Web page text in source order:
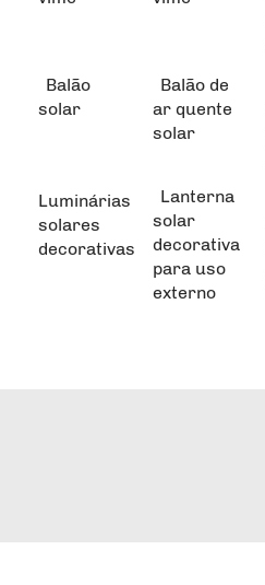
Balão
solar
Balão de
ar quente
solar
Luminárias
solares
decorativas
Lanterna
solar
decorativa
para uso
externo